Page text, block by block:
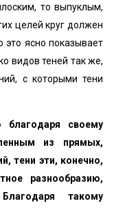
то выпуклым,
целей круг должен
это ясно показывает
видов теней так же,
с которыми тени
своему
из прямых,
тени эти, конечно,
разнообразию,
такому